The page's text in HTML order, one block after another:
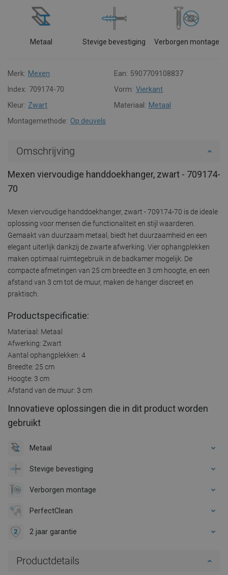
Metaal Stevige bevestiging Verborgen montage
Merk: Mexen Ean: 5907709108837
Index: 709174-70 Vorm: Vierkant
Kleur: Zwart Materiaal: Metaal
Montagemethode: Op deuvels
Omschrijving
Mexen viervoudige handdoekhanger, zwart - 709174-
70
Mexen viervoudige handdoekhanger, zwart - 709174-70 is de ideale
oplossing voor mensen die functionaliteit en stijl waarderen.
Gemaakt van duurzaam metaal, biedt het duurzaamheid en een
elegant uiterlijk dankzij de zwarte afwerking. Vier ophangplekken
maken optimaal ruimtegebruik in de badkamer mogelijk. De
compacte afmetingen van 25 cm breedte en 3 cm hoogte, en een
afstand van 3 cm tot de muur, maken de hanger discreet en
praktisch.
Productspecificatie:
Materiaal: Metaal
Afwerking: Zwart
Aantal ophangplekken: 4
Breedte: 25 cm
Hoogte: 3 cm
Afstand van de muur: 3 cm
Innovatieve oplossingen die in dit product worden
gebruikt
Metaal
Stevige bevestiging
Verborgen montage
PerfectClean
2 jaar garantie
Productdetails